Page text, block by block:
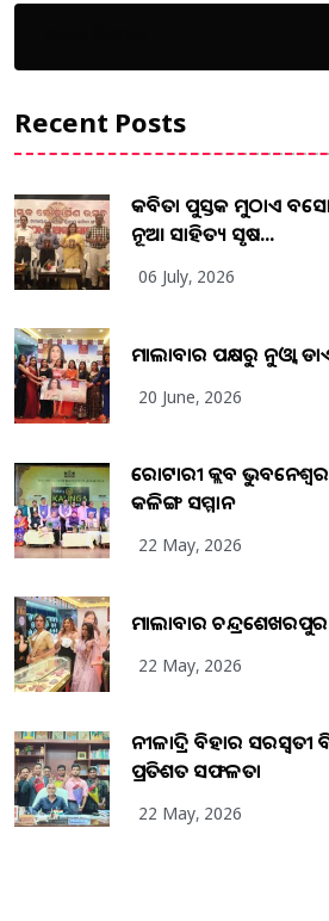
Recent Posts
କବିତା ପୁସ୍ତକ ମୁଠାଏ
ନୂଆ ସାହିତ୍ୟ ସୃଷ...
06 July, 2026
ମାଲାବାର ପକ୍ଷରୁ ନୁଓ୍ବା
20 June, 2026
ରୋଟାରୀ କ୍ଲବ
କଳିଙ୍ଗ ସମ୍ମାନ
22 May, 2026
ମାଲାବାର
22 May, 2026
ନୀଳାଦ୍ରି ବିହାର
ପ୍ରତିଶତ ସଫଳତା
22 May, 2026